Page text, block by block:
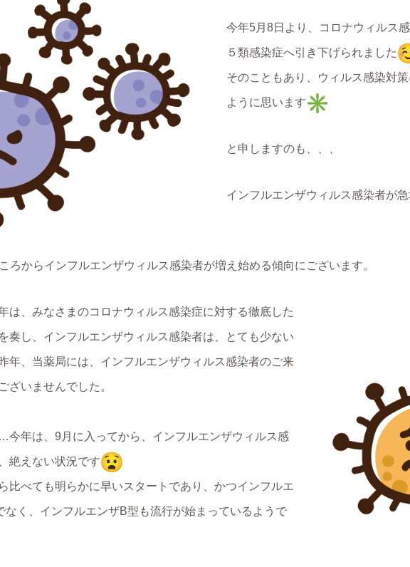
今年5月8日より、コロナウィルス
５類感染症へ引き下げられました
そのこともあり、ウィルス感染対
ように思います
と申しますのも、、、
インフルエンザウィルス感染者が
ろからインフルエンザウィルス感染者が増え始める傾向にございます。
は、みなさまのコロナウィルス感染症に対する徹底した
奏し、インフルエンザウィルス感染者は、とても少ない
年、当薬局には、インフルエンザウィルス感染者のご来
ざいませんでした。
今年は、9月に入ってから、インフルエンザウィルス感
絶えない状況です
比べても明らかに早いスタートであり、かつインフルエ
なく、インフルエンザB型も流行が始まっているようで